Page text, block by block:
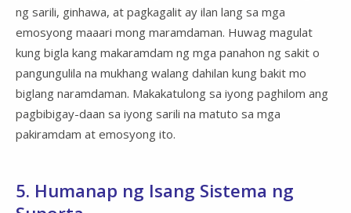
ng sarili, ginhawa, at pagkagalit ay ilan lang sa mga
emosyong maaari mong maramdaman. Huwag magulat
kung bigla kang makaramdam ng mga panahon ng sakit o
pangungulila na mukhang walang dahilan kung bakit mo
biglang naramdaman. Makakatulong sa iyong paghilom ang
pagbibigay-daan sa iyong sarili na matuto sa mga
pakiramdam at emosyong ito.
5. Humanap ng Isang Sistema ng